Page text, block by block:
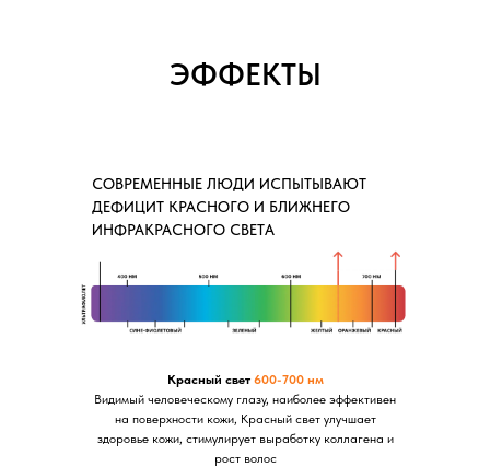
ЭФФЕКТЫ
Красный свет 600-700 нм
Видимый человеческому глазу, наиболее эффективен
на поверхности кожи, Красный свет улучшает
здоровье кожи, стимулирует выработку коллагена и
рост волос
СОВРЕМЕННЫЕ ЛЮДИ ИСПЫТЫВАЮТ
ДЕФИЦИТ КРАСНОГО И БЛИЖНЕГО
ИНФРАКРАСНОГО СВЕТА